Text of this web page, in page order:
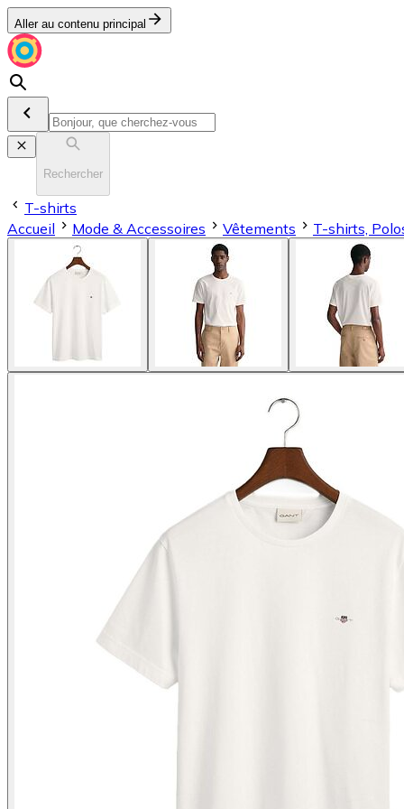
Aller au contenu principal
Rechercher
T-shirts
Accueil
Mode & Accessoires Vêtements T-shirts,